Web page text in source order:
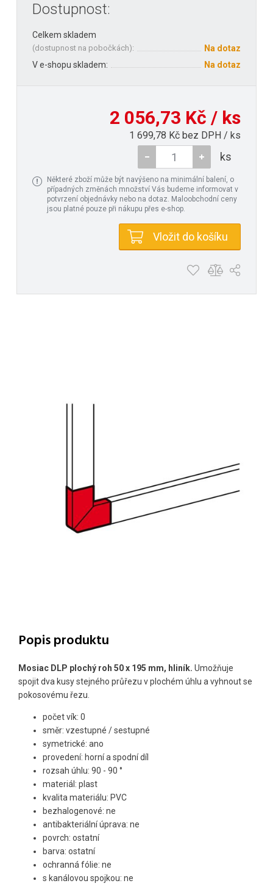
Dostupnost:
Celkem skladem
(dostupnost na pobočkách):
Na dotaz
V e-shopu skladem:
Na dotaz
2 056,73 Kč / ks
1 699,78 Kč bez DPH / ks
ks
Některé zboží může být navýšeno na minimální balení, o
případných změnách množství Vás budeme informovat v
potvrzení objednávky nebo na dotaz. Maloobchodní ceny
jsou platné pouze při nákupu přes e-shop.
Vložit do košíku
Popis produktu
Mosiac DLP plochý roh 50 x 195 mm, hliník. Umožňuje
spojit dva kusy stejného průřezu v plochém úhlu a vyhnout se
pokosovému řezu.
počet vík: 0
směr: vzestupné / sestupné
symetrické: ano
provedení: horní a spodní díl
rozsah úhlu: 90 - 90 °
materiál: plast
kvalita materiálu: PVC
bezhalogenové: ne
antibakteriální úprava: ne
povrch: ostatní
barva: ostatní
ochranná fólie: ne
s kanálovou spojkou: ne